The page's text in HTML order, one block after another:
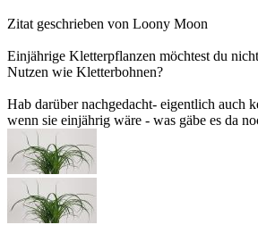
Zitat geschrieben von Loony Moon
Einjährige Kletterpflanzen möchtest du
Nutzen wie Kletterbohnen?
Hab darüber nachgedacht- eigentlich auch
wenn sie einjährig wäre - was gäbe es da